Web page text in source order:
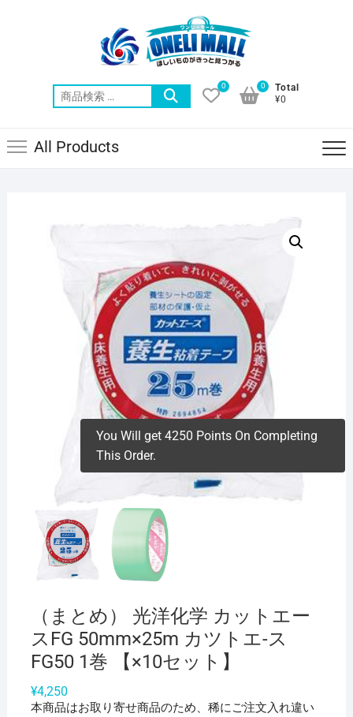
索
0
Total
¥0
0
All Products
（まとめ） 光洋化学 カットエー
スFG 50mm×25m カツトエ-ス
FG50 1巻 【×10セット】
¥4,250
本商品はお取り寄せ商品のため、稀にご注文入れ違い
You Will get 4250 Points On Completing
This Order.